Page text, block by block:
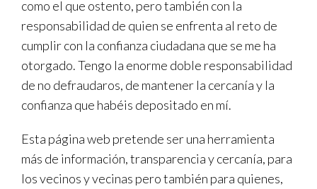
como el que ostento, pero también con la
responsabilidad de quien se enfrenta al reto de
cumplir con la confianza ciudadana que se me ha
otorgado. Tengo la enorme doble responsabilidad
de no defraudaros, de mantener la cercanía y la
confianza que habéis depositado en mí.
Esta página web pretende ser una herramienta
más de información, transparencia y cercanía, para
los vecinos y vecinas pero también para quienes,